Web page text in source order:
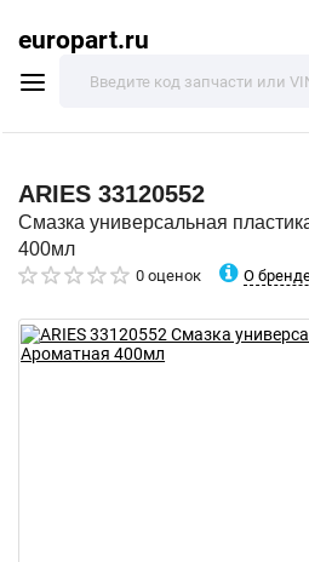
europart.ru
ARIES 33120552
Смазка универсальная
400мл
0 оценок О